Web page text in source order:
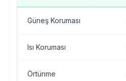
Güneş Koruması
Isı Koruması
Örtünme